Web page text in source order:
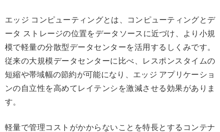
エッジ コンピューティングとは、コンピューティングとデ
ータ ストレージの位置をデータソースに近づけ、より小規
模で軽量の分散型データセンターを活用するしくみです。
従来の大規模データセンターに比べ、レスポンスタイムの
短縮や帯域幅の節約が可能になり、エッジ アプリケーショ
ンの自立性を高めてレイテンシを激減させる効果がありま
す。
軽量で管理コストがかからないことを特長とするコンテナ